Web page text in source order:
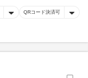
QRコード決済可